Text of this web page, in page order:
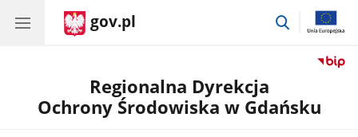
gov.pl
przejdź
Regionalna Dyrekcja
Ochrony Środowiska w Gdańsku